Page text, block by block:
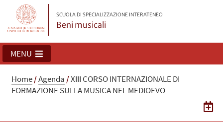
SCUOLA DI SPECIALIZZAZIONE INTERATENEO
Beni musicali
MENU
Home/Agenda /XIII CORSO INTERNAZIONALE DI
FORMAZIONE SULLA MUSICA NEL MEDIOEVO